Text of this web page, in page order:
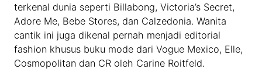
terkenal dunia seperti Billabong, Victoria’s Secret,
Adore Me, Bebe Stores, dan Calzedonia. Wanita
cantik ini juga dikenal pernah menjadi editorial
fashion khusus buku mode dari Vogue Mexico, Elle,
Cosmopolitan dan CR oleh Carine Roitfeld.